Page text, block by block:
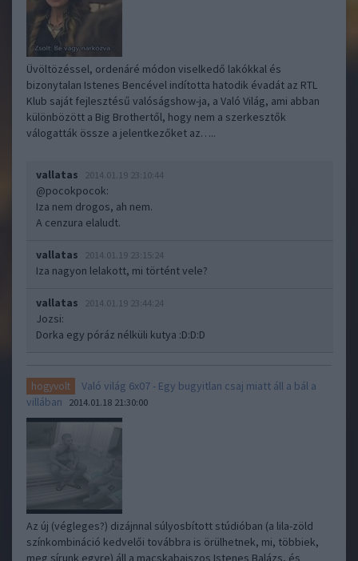
Üvöltözéssel, ordenáré módon viselkedő lakókkal és
bizonytalan Istenes Bencével indította hatodik évadát az RTL
Klub saját fejlesztésű valóságshow-ja, a Való Világ, ami abban
különbözött a Big Brothertől, hogy nem a szerkesztők
válogatták össze a jelentkezőket az…..
vallatas 2014.01.19 23:10:44
@pocokpocok:
Iza nem drogos, ah nem.
A cenzura elaludt.
vallatas 2014.01.19 23:15:24
Iza nagyon lelakott, mi történt vele?
vallatas 2014.01.19 23:44:24
Jozsi:
Dorka egy póráz nélküli kutya :D:D:D
hogyvolt
Való világ 6x07 - Egy bugyitlan csaj miatt áll a bál a
villában
2014.01.18 21:30:00
Az új (végleges?) dizájnnal súlyosbított stúdióban (a lila-zöld
színkombináció kedvelői továbbra is örülhetnek, mi, többiek,
meg sírunk egyre) áll a macskabajszos Istenes Balázs, és